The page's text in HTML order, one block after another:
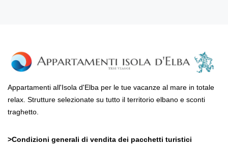
Appartamenti all'Isola d'Elba per le tue vacanze al mare in totale
relax. Strutture selezionate su tutto il territorio elbano e sconti
traghetto.
>Condizioni generali di vendita dei pacchetti turistici